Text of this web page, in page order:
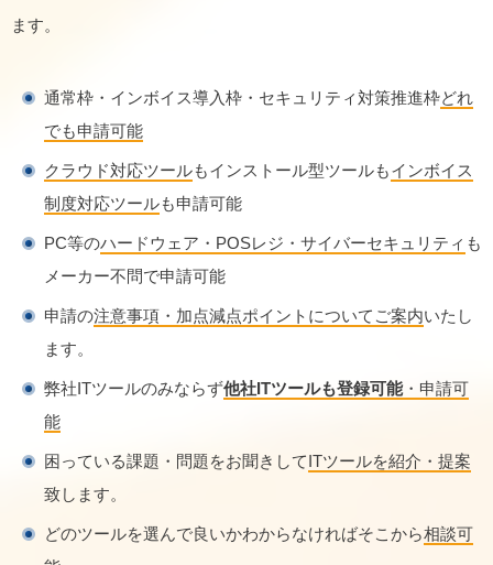
ます。
通常枠・インボイス導入枠・セキュリティ対策推進枠どれ
でも申請可能
クラウド対応ツールもインストール型ツールもインボイス
制度対応ツールも申請可能
PC等のハードウェア・POSレジ・サイバーセキュリティ も
メーカー不問で申請可能
申請の注意事項・加点減点ポイントについてご案内いたし
ます。
弊社ITツールのみならず他社ITツールも登録可能・申請可
能
困っている課題・問題をお聞きしてITツールを紹介・提案
致します。
どのツールを選んで良いかわからなければそこから相談可